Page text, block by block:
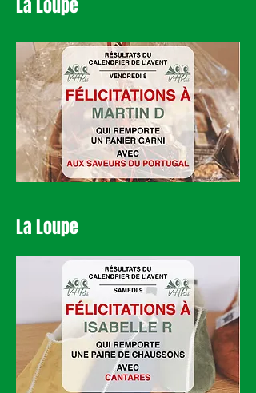
La Loupe
La Loupe